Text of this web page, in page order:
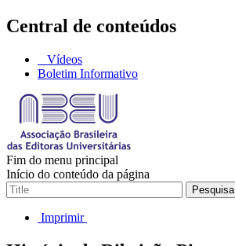
Central de conteúdos
Vídeos
Boletim Informativo
Fim do menu principal
Início do conteúdo da página
Pesquisa
Imprimir